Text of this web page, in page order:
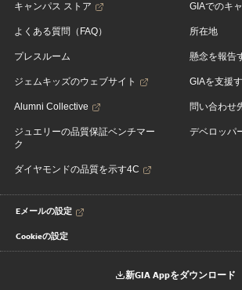
キャンパス ストア
よくある質問（FAQ）
プレスルーム
ジェムキッズのウェブサイト
Alumni Collective
ジュエリーの品質保証ベンチマー
ク
ダイヤモンドの品質を示す4C
GIAでのキ
所在地
懸念を報告
GIAを支援
問い合わせ
デベロッパ
Eメールの設定
Cookieの設定
新GIA Appをダウンロード